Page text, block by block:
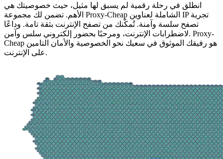
انطلق في رحلة رقمية لم يسبق لها مثيل، حيث خصوصيتك هي
الأهم. تضمن لك مجموعة Proxy-Cheap الشاملة لعناوين IP تجربة
تصفح سلسة وآمنة. تُمكّنك من تصفح الإنترنت بثقة تامة. وداعًا
لاضطرابات الإنترنت، ومرحبًا بحضور إلكتروني سلس وآمن. Proxy-
Cheap هو رفيقك الموثوق في سعيك نحو الخصوصية والأمان التامين
على الإنترنت.